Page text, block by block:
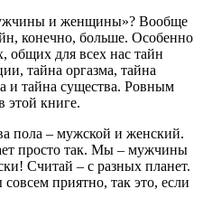
и женщины»? Вообще
конечно, больше. Особенно
общих для всех нас тайн
тайна оргазма, тайна
и тайна существа. Ровным
этой книге.
пола – мужской и женский.
просто так. Мы – мужчины
Считай – с разных планет.
приятно, так это, если